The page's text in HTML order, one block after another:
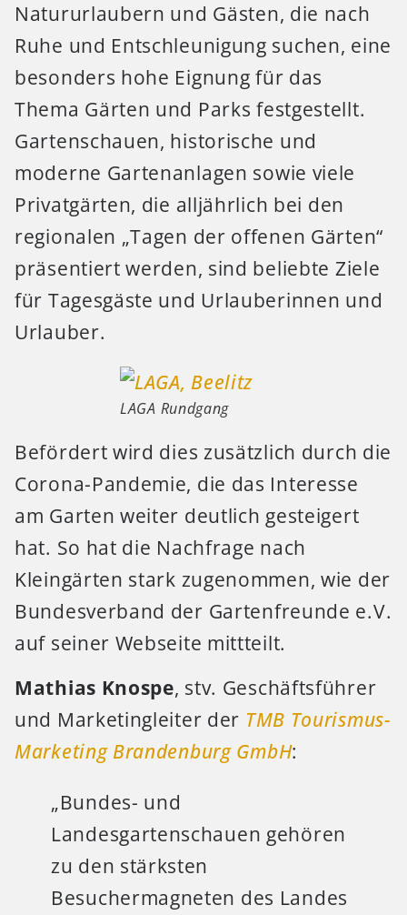
Natururlaubern und Gästen, die nach
Ruhe und Entschleunigung suchen, eine
besonders hohe Eignung für das
Thema Gärten und Parks festgestellt.
Gartenschauen, historische und
moderne Gartenanlagen sowie viele
Privatgärten, die alljährlich bei den
regionalen „Tagen der offenen Gärten“
präsentiert werden, sind beliebte Ziele
für Tagesgäste und Urlauberinnen und
Urlauber.
LAGA Rundgang
Befördert wird dies zusätzlich durch die
Corona-Pandemie, die das Interesse
am Garten weiter deutlich gesteigert
hat. So hat die Nachfrage nach
Kleingärten stark zugenommen, wie der
Bundesverband der Gartenfreunde e.V.
auf seiner Webseite mittteilt.
Mathias Knospe, stv. Geschäftsführer
und Marketingleiter der TMB Tourismus-
Marketing Brandenburg GmbH:
„Bundes- und
Landesgartenschauen gehören
zu den stärksten
Besuchermagneten des Landes